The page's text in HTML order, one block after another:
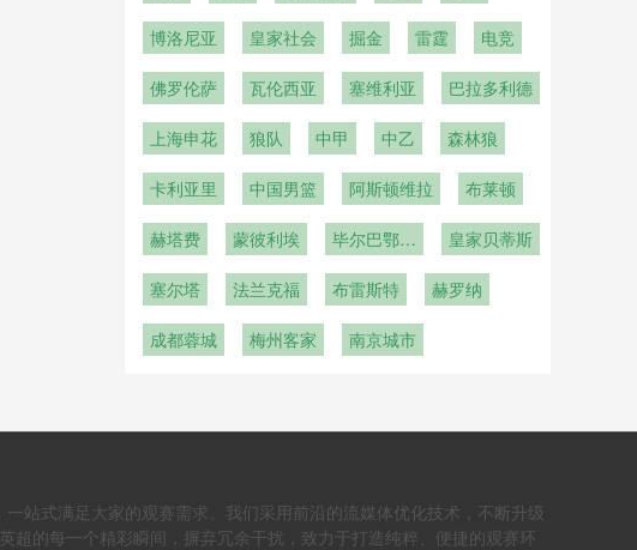
博洛尼亚 皇家社会 掘金 雷霆 电竞
佛罗伦萨 瓦伦西亚 塞维利亚 巴拉多利德
上海申花 狼队 中甲 中乙 森林狼
卡利亚里 中国男篮 阿斯顿维拉 布莱顿
赫塔费 蒙彼利埃
毕尔巴鄂竞
皇家贝蒂斯
塞尔塔 法兰克福 布雷斯特 赫罗纳
成都蓉城 梅州客家 南京城市
站式满足大家的观赛需求。我们采用前沿的流媒体优化技术，不断升级
的每一个精彩瞬间，摒弃冗余干扰，致力于打造纯粹、便捷的观赛环